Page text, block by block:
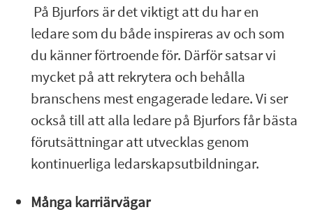
På Bjurfors är det viktigt att du har en
ledare som du både inspireras av och som
du känner förtroende för. Därför satsar vi
mycket på att rekrytera och behålla
branschens mest engagerade ledare. Vi ser
också till att alla ledare på Bjurfors får bästa
förutsättningar att utvecklas genom
kontinuerliga ledarskapsutbildningar.
Många karriärvägar